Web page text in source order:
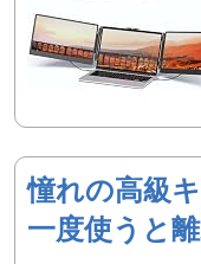
憧れの高級
一度使うと